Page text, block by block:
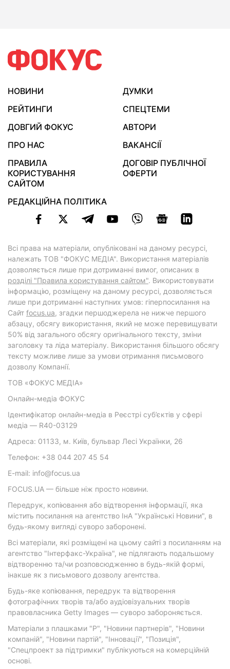
НОВИНИ
ДУМКИ
РЕЙТИНГИ
СПЕЦТЕМИ
ДОВГИЙ ФОКУС
АВТОРИ
ПРО НАС
ВАКАНСІЇ
ПРАВИЛА
КОРИСТУВАННЯ
САЙТОМ
ДОГОВІР ПУБЛІЧНОЇ
ОФЕРТИ
РЕДАКЦІЙНА ПОЛІТИКА
Всі права на матеріали, опубліковані на даному ресурсі,
належать ТОВ "ФОКУС МЕДІА". Використання матеріалів
дозволяється лише при дотриманні вимог, описаних в
розділі "Правила користування сайтом". Використовувати
інформацію, розміщену на даному ресурсі, дозволяється
лише при дотриманні наступних умов: гіперпосилання на
Cайт focus.ua, згадки першоджерела не нижче першого
абзацу, обсягу використання, який не може перевищувати
50% від загального обсягу оригінального тексту, зміни
заголовку та ліда матеріалу. Використання більшого обсягу
тексту можливе лише за умови отримання письмового
дозволу Компанії.
ТОВ «ФОКУС МЕДІА»
Онлайн-медіа ФОКУС
Ідентифікатор онлайн-медіа в Реєстрі суб’єктів у сфері
медіа — R40-03129
Адреса: 01133, м. Київ, бульвар Лесі Українки, 26
Телефон: +38 044 207 45 54
E-mail: info@focus.ua
FOCUS.UA — більше ніж просто новини.
Передрук, копіювання або відтворення інформації, яка
містить посилання на агентство ІнА "Українські Новини", в
будь-якому вигляді суворо заборонені.
Всі матеріали, які розміщені на цьому сайті з посиланням на
агентство "Інтерфакс-Україна", не підлягають подальшому
відтворенню та/чи розповсюдженню в будь-якій формі,
інакше як з письмового дозволу агентства.
Будь-яке копіювання, передрук та відтворення
фотографічних творів та/або аудіовізуальних творів
правовласника Getty Images — суворо забороняється.
Матеріали з плашками "Р", "Новини партнерів", "Новини
компаній", "Новини партій", "Інновації", "Позиція",
"Спецпроект за підтримки" публікуються на комерційній
основі.